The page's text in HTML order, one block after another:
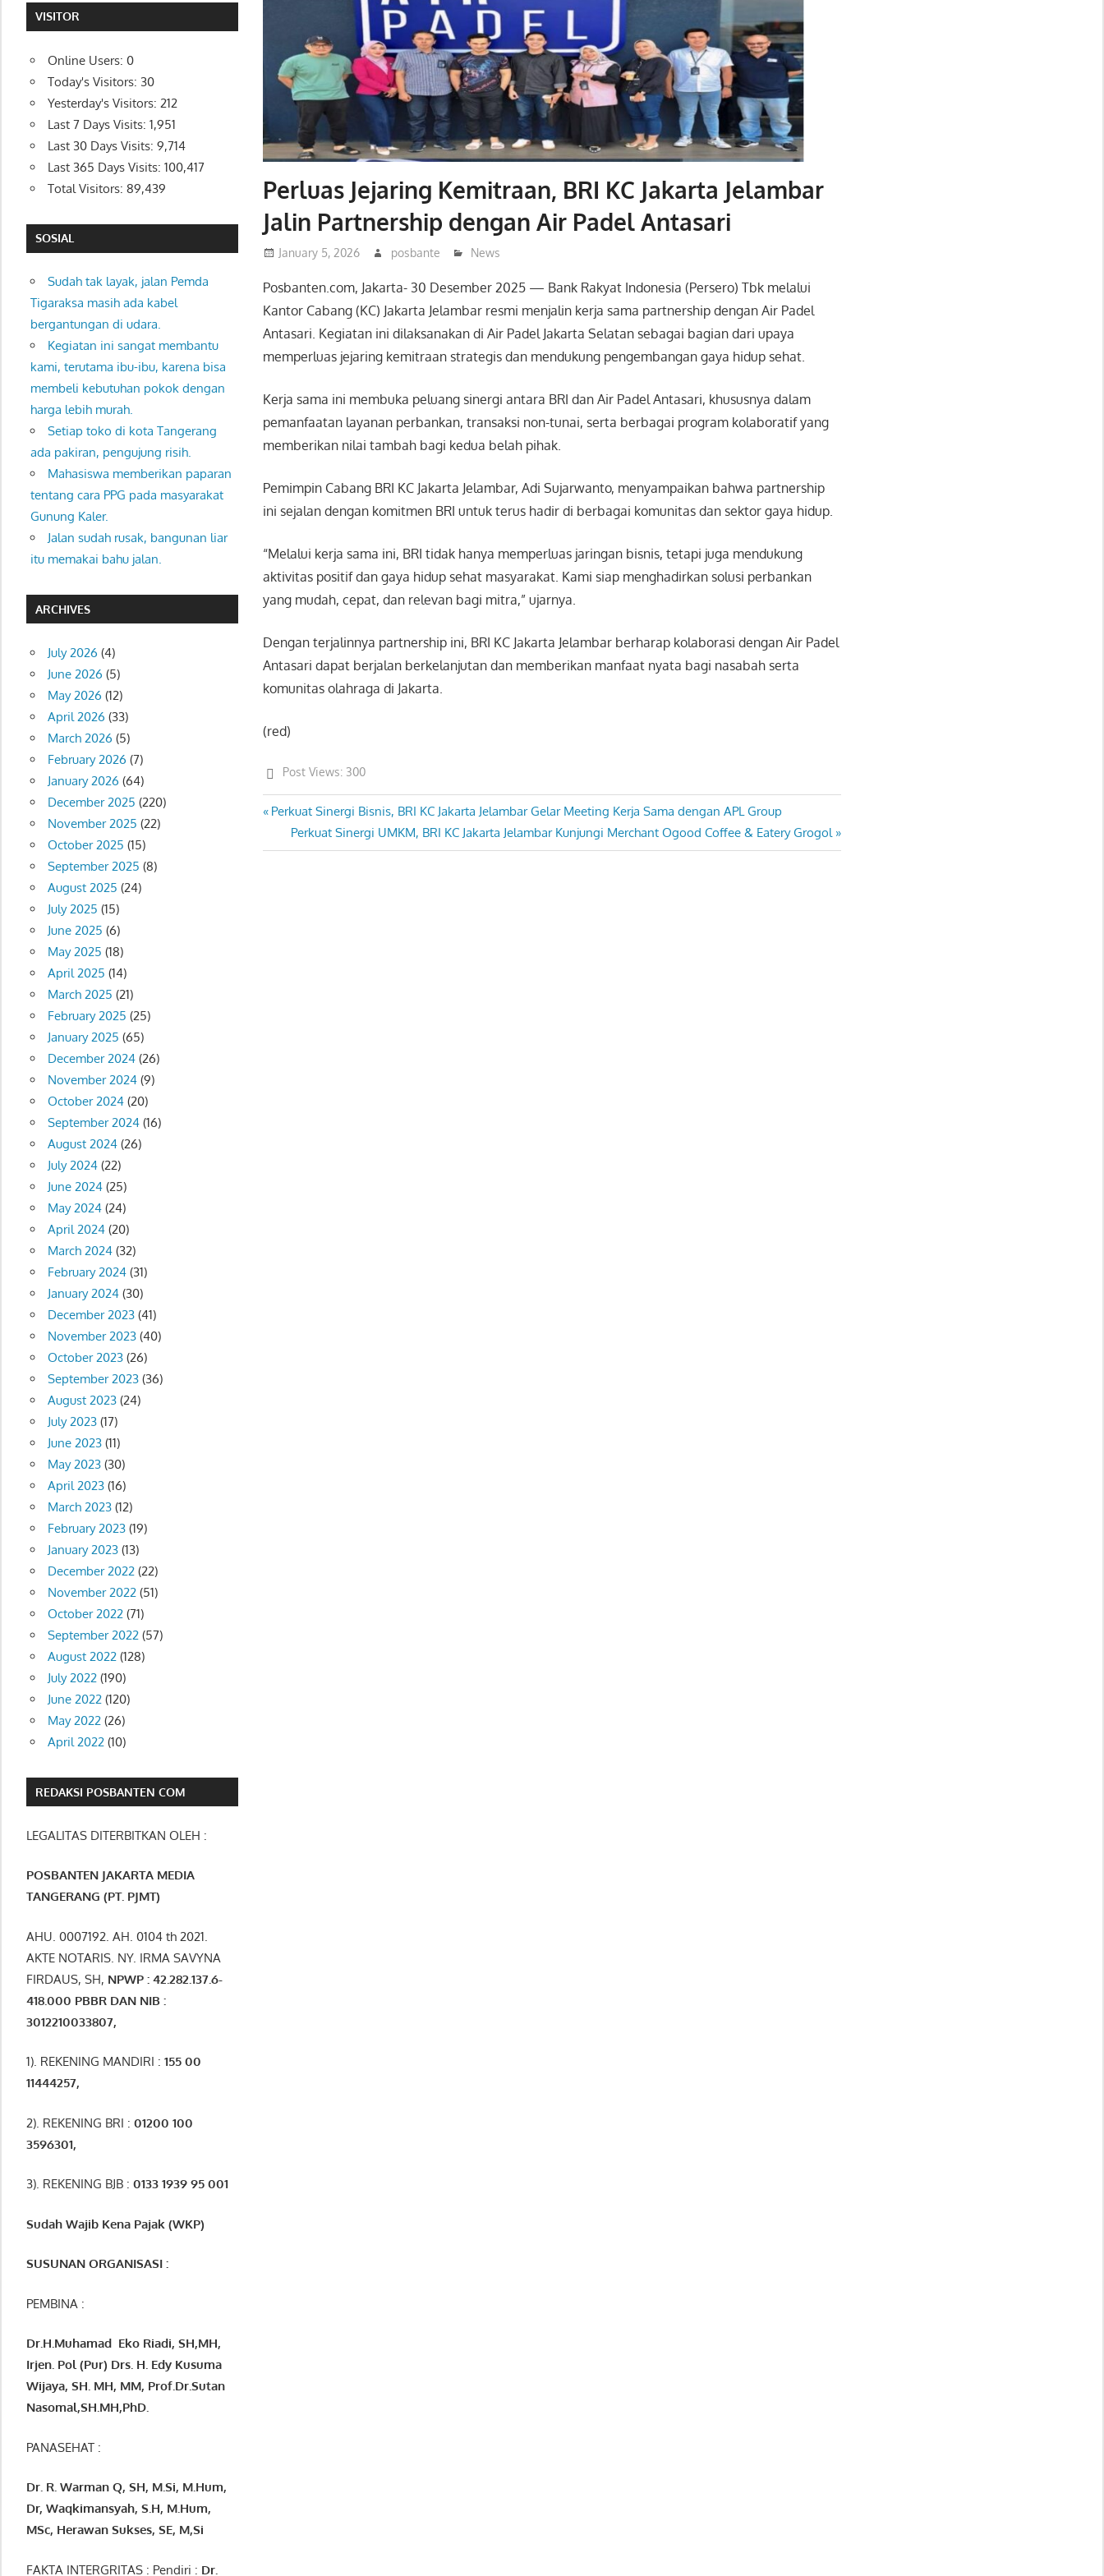
Perluas Jejaring Kemitraan, BRI KC Jakarta Jelambar
Jalin Partnership dengan Air Padel Antasari
January 5, 2026 posbante News
Posbanten.com, Jakarta- 30 Desember 2025 — Bank Rakyat Indonesia (Persero) Tbk melalui
Kantor Cabang (KC) Jakarta Jelambar resmi menjalin kerja sama partnership dengan Air Padel
Antasari. Kegiatan ini dilaksanakan di Air Padel Jakarta Selatan sebagai bagian dari upaya
memperluas jejaring kemitraan strategis dan mendukung pengembangan gaya hidup sehat.
Kerja sama ini membuka peluang sinergi antara BRI dan Air Padel Antasari, khususnya dalam
pemanfaatan layanan perbankan, transaksi non-tunai, serta berbagai program kolaboratif yang
memberikan nilai tambah bagi kedua belah pihak.
Pemimpin Cabang BRI KC Jakarta Jelambar, Adi Sujarwanto, menyampaikan bahwa partnership
ini sejalan dengan komitmen BRI untuk terus hadir di berbagai komunitas dan sektor gaya hidup.
“Melalui kerja sama ini, BRI tidak hanya memperluas jaringan bisnis, tetapi juga mendukung
aktivitas positif dan gaya hidup sehat masyarakat. Kami siap menghadirkan solusi perbankan
yang mudah, cepat, dan relevan bagi mitra,” ujarnya.
Dengan terjalinnya partnership ini, BRI KC Jakarta Jelambar berharap kolaborasi dengan Air Padel
Antasari dapat berjalan berkelanjutan dan memberikan manfaat nyata bagi nasabah serta
komunitas olahraga di Jakarta.
(red)
Post Views: 300
Post
navigation
Previous
Post:
Perkuat Sinergi Bisnis, BRI KC Jakarta Jelambar Gelar Meeting Kerja Sama dengan APL Group
Next
Post:
Perkuat Sinergi UMKM, BRI KC Jakarta Jelambar Kunjungi Merchant Ogood Coffee & Eatery Grogol
VISITOR
Online Users: 0
Today's Visitors: 30
Yesterday's Visitors: 212
Last 7 Days Visits: 1,951
Last 30 Days Visits: 9,714
Last 365 Days Visits: 100,417
Total Visitors: 89,439
SOSIAL
Sudah tak layak, jalan Pemda
Tigaraksa masih ada kabel
bergantungan di udara.
Kegiatan ini sangat membantu
kami, terutama ibu-ibu, karena bisa
membeli kebutuhan pokok dengan
harga lebih murah.
Setiap toko di kota Tangerang
ada pakiran, pengujung risih.
Mahasiswa memberikan paparan
tentang cara PPG pada masyarakat
Gunung Kaler.
Jalan sudah rusak, bangunan liar
itu memakai bahu jalan.
ARCHIVES
July 2026 (4)
June 2026 (5)
May 2026 (12)
April 2026 (33)
March 2026 (5)
February 2026 (7)
January 2026 (64)
December 2025 (220)
November 2025 (22)
October 2025 (15)
September 2025 (8)
August 2025 (24)
July 2025 (15)
June 2025 (6)
May 2025 (18)
April 2025 (14)
March 2025 (21)
February 2025 (25)
January 2025 (65)
December 2024(26)
November 2024(9)
October 2024(20)
September 2024(16)
August 2024(26)
July 2024(22)
June 2024(25)
May 2024(24)
April 2024(20)
March 2024(32)
February 2024(31)
January 2024(30)
December 2023(41)
November 2023(40)
October 2023(26)
September 2023(36)
August 2023(24)
July 2023(17)
June 2023(11)
May 2023(30)
April 2023(16)
March 2023(12)
February 2023(19)
January 2023(13)
December 2022(22)
November 2022(51)
October 2022(71)
September 2022(57)
August 2022(128)
July 2022(190)
June 2022(120)
May 2022(26)
April 2022(10)
REDAKSI POSBANTEN COM
LEGALITAS DITERBITKAN OLEH :
POSBANTEN JAKARTA MEDIA
TANGERANG (PT. PJMT)
AHU. 0007192. AH. 0104 th 2021.
AKTE NOTARIS. NY. IRMA SAVYNA
FIRDAUS, SH, NPWP : 42. 282 .137.6-
418.000 PBBR DAN NIB :
3012210033807,
1). REKENING MANDIRI : 155 00
11444257,
2). REKENING BRI : 01200 100
3596301,
3). REKENING BJB : 0133 1939 95 001
Sudah Wajib Kena Pajak (WKP)
SUSUNAN ORGANISASI :
PEMBINA :
Dr.H.Muhamad Eko Riadi, SH,MH,
Irjen. Pol (Pur) Drs. H. Edy Kusuma
Wijaya, SH. MH, MM, Prof.Dr.Sutan
Nasomal,SH.MH,PhD.
PANASEHAT :
Dr. R. Warman Q, SH, M.Si, M.Hum,
Dr, Waqkimansyah, S.H, M.Hum,
MSc, Herawan Sukses, SE, M,Si
FAKTA INTERGRITAS : Pendiri : Dr.